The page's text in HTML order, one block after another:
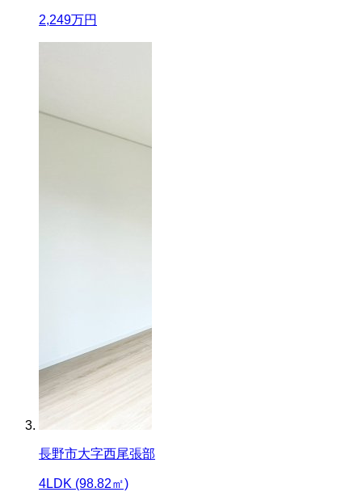
2,249万円
長野市大字西尾張部
4LDK (98.82㎡)